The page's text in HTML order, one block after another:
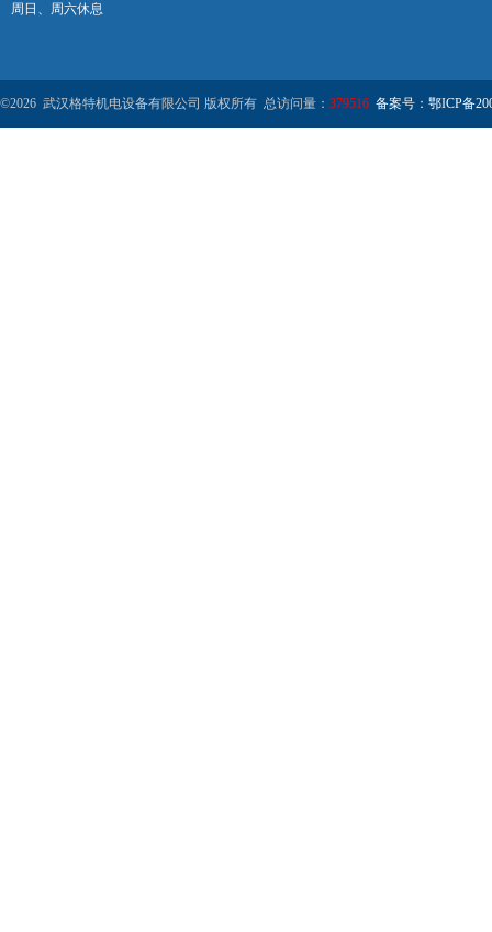
周日、周六休息
©2026 武汉格特机电设备有限公司 版权所有 总访问量： 379516 备案号：鄂ICP备